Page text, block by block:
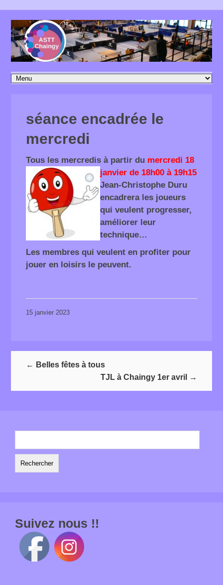
séance encadrée le
mercredi
Tous les mercredis à partir du mercredi 18
janvier de 18h00 à 19h15
Jean-Christophe Duru
encadrera les joueurs
qui veulent progresser,
améliorer leur
technique…
Les membres qui veulent en profiter pour
jouer en loisirs le peuvent.
15 janvier 2023
← Belles fêtes à tous
TJL à Chaingy 1er avril
→
Suivez nous !!